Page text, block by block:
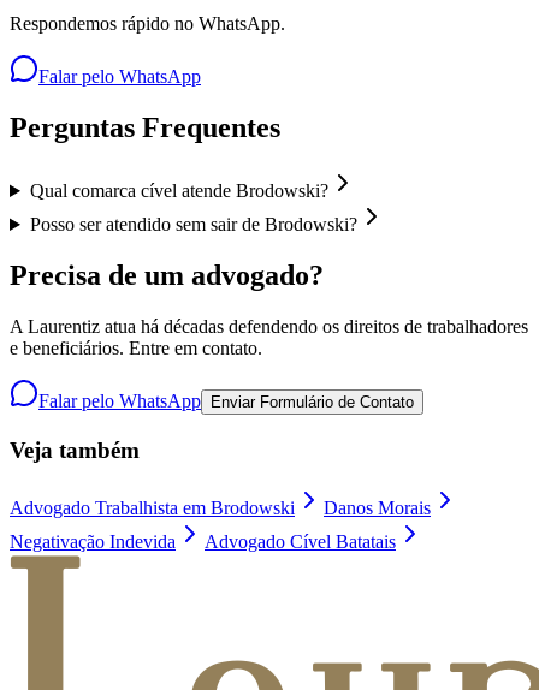
Respondemos rápido no WhatsApp.
Falar pelo WhatsApp
Perguntas Frequentes
Qual comarca cível atende Brodowski?
Posso ser atendido sem sair de Brodowski?
Precisa de um advogado?
A Laurentiz atua há décadas defendendo os direitos de trabalhadores
e beneficiários. Entre em contato.
Falar pelo WhatsApp Enviar Formulário de Contato
Veja também
Advogado Trabalhista em Brodowski
Danos Morais
Negativação Indevida
Advogado Cível Batatais